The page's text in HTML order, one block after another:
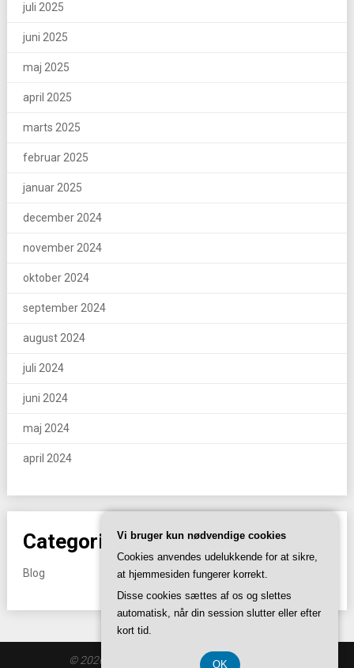
juli 2025
juni 2025
maj 2025
april 2025
marts 2025
februar 2025
januar 2025
december 2024
november 2024
oktober 2024
september 2024
august 2024
juli 2024
juni 2024
maj 2024
april 2024
Categories
Blog
© 2026 Lsogm.dk | Theme by SuperbThemes
Vi bruger kun nødvendige cookies
Cookies anvendes udelukkende for at sikre,
at hjemmesiden fungerer korrekt.
Disse cookies sættes af os og slettes
automatisk, når din session slutter eller efter
kort tid.
OK